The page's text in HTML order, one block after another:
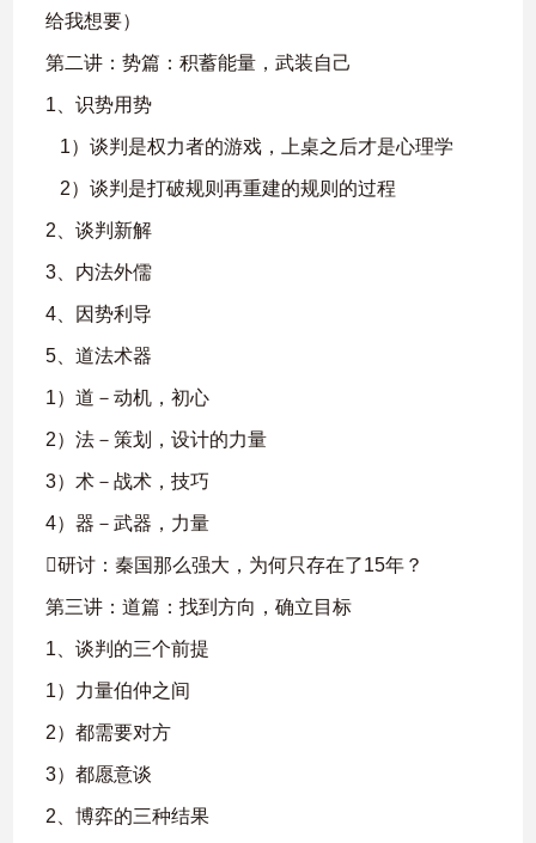
给我想要）
第二讲：势篇：积蓄能量，武装自己
1、识势用势
1）谈判是权力者的游戏，上桌之后才是心理学
2）谈判是打破规则再重建的规则的过程
2、谈判新解
3、内法外儒
4、因势利导
5、道法术器
1）道－动机，初心
2）法－策划，设计的力量
3）术－战术，技巧
4）器－武器，力量
研讨：秦国那么强大，为何只存在了15年？
第三讲：道篇：找到方向，确立目标
1、谈判的三个前提
1）力量伯仲之间
2）都需要对方
3）都愿意谈
2、博弈的三种结果